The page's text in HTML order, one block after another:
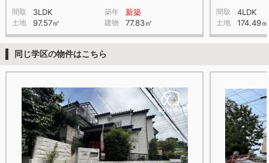
間取 3LDK 築年 新築
土地 97.57㎡ 建物 77.83㎡
間取 4LDK
土地 174.49㎡
同じ学区の物件はこちら